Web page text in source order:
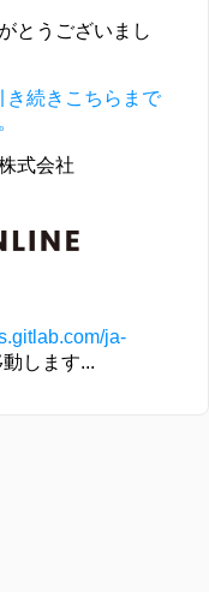
とうございまし
き続きこちらまで
式会社
ja-
します...